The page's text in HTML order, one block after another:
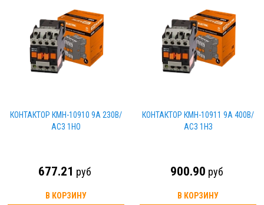
КОНТАКТОР КМН-10910 9А 230В/
АС3 1НО
677.21 руб
В КОРЗИНУ
КОНТАКТОР КМН-10911 9А 400В/
АС3 1НЗ
900.90 руб
В КОРЗИНУ